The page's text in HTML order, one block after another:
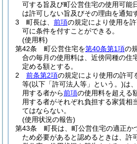
可する旨及び町公営住宅の使用可能
は許可しない旨及びその理由を通知
3
町長は、 前項の規定により使用を
可に条件を付すことができる。
(使用料)
第42条
町公営住宅を第40条第1項の
合の毎月の使用料は、近傍同種の住
定める額とする。
2
前条第2項の規定により使用の許可
等(以下「許可法人等」という。)は
用する者から前項の使用料を超える
用する者がそれぞれ負担する家賃相
てはならない。
(使用状況の報告)
第43条
町長は、町公営住宅の適正か
ため必要があると認めるときは、許